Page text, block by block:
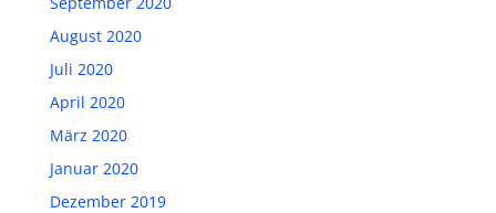
August 2020
Juli 2020
April 2020
März 2020
Januar 2020
Dezember 2019